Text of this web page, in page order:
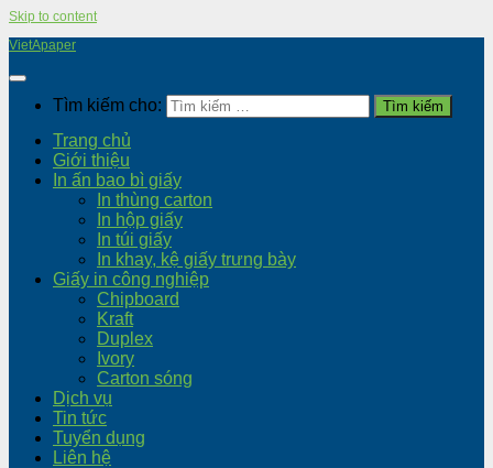
Skip to content
VietApaper
Tìm kiếm cho:
Trang chủ
Giới thiệu
In ấn bao bì giấy
In thùng carton
In hộp giấy
In túi giấy
In khay, kệ giấy trưng bày
Giấy in công nghiệp
Chipboard
Kraft
Duplex
Ivory
Carton sóng
Dịch vụ
Tin tức
Tuyển dụng
Liên hệ